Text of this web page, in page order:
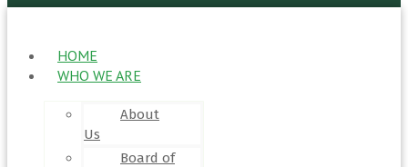
HOME
WHO WE ARE
About
Us
Board of